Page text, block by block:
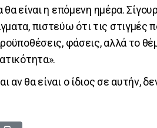
θα είναι η επόμενη ημέρα.
πιστεύω ότι τις στιγμές
φάσεις, αλλά το
αν θα είναι ο ίδιος σε αυτήν,